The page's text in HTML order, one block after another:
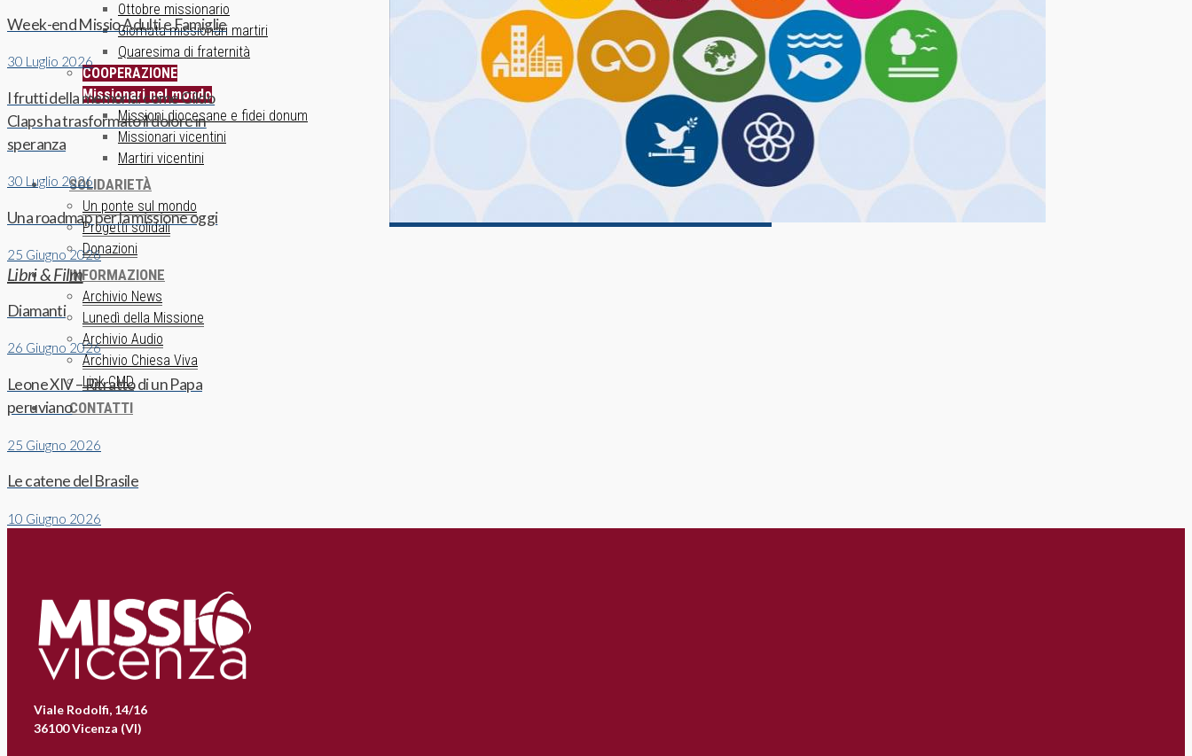
Ottobre missionario
Giornata missionari martiri
Quaresima di fraternità
COOPERAZIONE
Missionari nel mondo
Missioni diocesane e fidei donum
Missionari vicentini
Martiri vicentini
SOLIDARIETÀ
Un ponte sul mondo
Progetti solidali
Donazioni
INFORMAZIONE
Archivio News
Lunedì della Missione
Archivio Audio
Archivio Chiesa Viva
Link CMD
CONTATTI
Week-end Missio Adulti e Famiglie
30 Luglio 2026
I frutti della memoria: come Gildo
Claps ha trasformato il dolore in
speranza
30 Luglio 2026
Una roadmap per la missione oggi
25 Giugno 2026
Libri & Film
Diamanti
26 Giugno 2026
Leone XIV – Ritratto di un Papa
peruviano
25 Giugno 2026
Le catene del Brasile
10 Giugno 2026
Viale Rodolfi, 14/16
36100 Vicenza (VI)